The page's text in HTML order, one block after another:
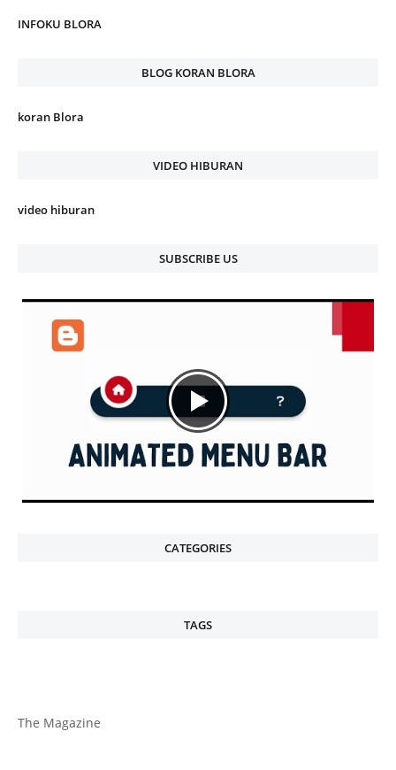
INFOKU BLORA
BLOG KORAN BLORA
koran Blora
VIDEO HIBURAN
video hiburan
SUBSCRIBE US
CATEGORIES
TAGS
The Magazine